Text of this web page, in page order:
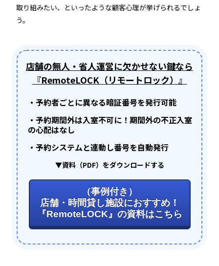
取り組みたい、といったような顧客心理が挙げられるでしょ
う。
店舗の無人・省人運営に欠かせない鍵なら
『RemoteLOCK（リモートロック）』
・予約者ごとに異なる暗証番号を発行可能
・予約期間外は入室不可に！期間外の不正入室
の心配はなし
・予約システムと連動し番号を自動発行
▼資料（PDF）をダウンロードする
（事例付き）
店舗・時間貸し施設におすすめ！
『RemoteLOCK』の資料はこちら